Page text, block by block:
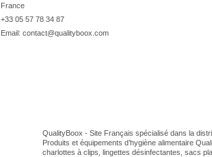
France
+33 05 57 78 34 87
Email: contact@qualityboox.com
QualityBoox - Site Français spécialisé dans la
Produits et équipements d’hygiène alimentaire
charlottes à clips, lingettes désinfectantes, sacs